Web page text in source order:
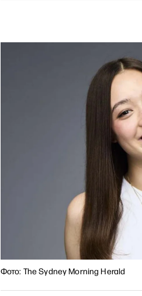
Фото: The Sydney Morning Herald